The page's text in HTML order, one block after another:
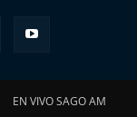
EN VIVO SAGO AM